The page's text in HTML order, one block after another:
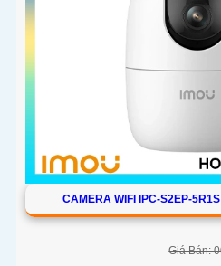
CAMERA WIFI IPC-S2EP-
Giá Bán: